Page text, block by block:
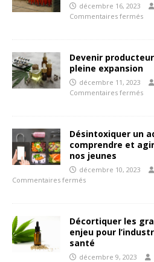
décembre 16, 2023
Commentaires fermés
Devenir
pleine expansion
décembre 11, 2023
Commentaires fermés
Désintoxiquer un
comprendre et
nos jeunes
décembre 10, 2023
Commentaires fermés
Décortiquer les
enjeu pour
santé
décembre 9, 2023